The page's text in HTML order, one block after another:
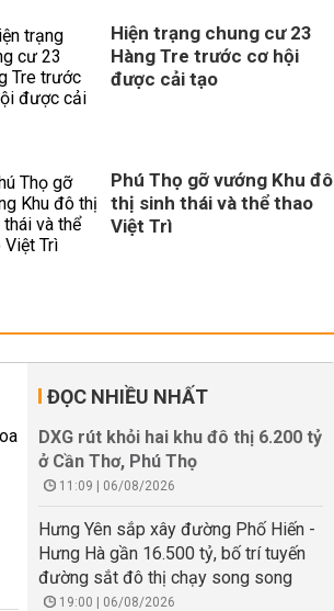
Hiện trạng chung cư 23
Hàng Tre trước cơ hội
được cải tạo
Phú Thọ gỡ vướng Khu đô
thị sinh thái và thể thao
Việt Trì
ĐỌC NHIỀU NHẤT
DXG rút khỏi hai khu đô thị 6.200 tỷ
ở Cần Thơ, Phú Thọ
11:09 | 06/08/2026
Hưng Yên sắp xây đường Phố Hiến -
Hưng Hà gần 16.500 tỷ, bố trí tuyến
đường sắt đô thị chạy song song
19:00 | 06/08/2026